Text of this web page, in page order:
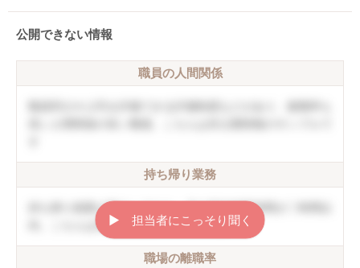
公開できない情報
職員の人間関係
持ち帰り業務
持ち帰り残業は禁止しており、月の平均残業時間が〇時間以
内。こちらは非公開情報のサンプルです
職場の離職率
▶︎ 担当者にこっそり聞く